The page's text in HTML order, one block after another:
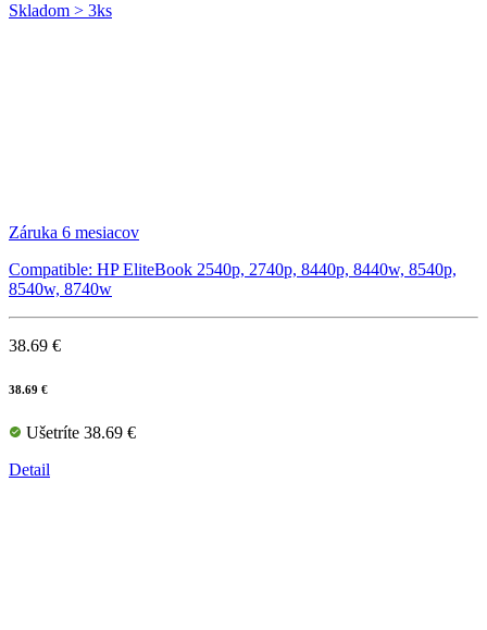
Skladom > 3ks
Záruka 6 mesiacov
Compatible: HP EliteBook 2540p, 2740p, 8440p, 8440w, 8540p,
8540w, 8740w
38.69 €
38.69 €
Ušetríte 38.69 €
Detail